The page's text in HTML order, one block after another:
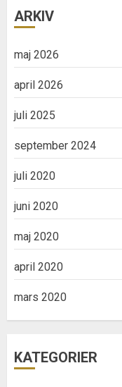
ARKIV
maj 2026
april 2026
juli 2025
september 2024
juli 2020
juni 2020
maj 2020
april 2020
mars 2020
KATEGORIER